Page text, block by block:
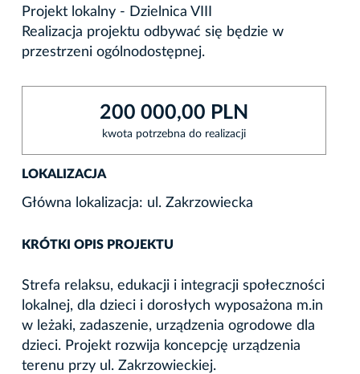
Projekt lokalny - Dzielnica VIII
Realizacja projektu odbywać się będzie w
przestrzeni ogólnodostępnej.
200 000,00 PLN
kwota potrzebna do realizacji
LOKALIZACJA
Główna lokalizacja: ul. Zakrzowiecka
KRÓTKI OPIS PROJEKTU
Strefa relaksu, edukacji i integracji społeczności
lokalnej, dla dzieci i dorosłych wyposażona m.in
w leżaki, zadaszenie, urządzenia ogrodowe dla
dzieci. Projekt rozwija koncepcję urządzenia
terenu przy ul. Zakrzowieckiej.